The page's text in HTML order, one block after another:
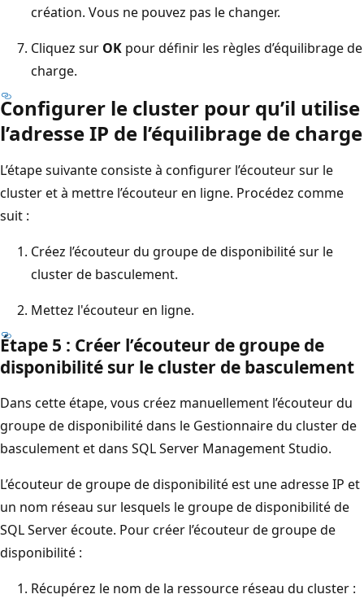
création. Vous ne pouvez pas le changer.
Cliquez sur OK pour définir les règles d’équilibrage de
charge.
Configurer le cluster pour qu’il utilise
l’adresse IP de l’équilibrage de charge
L’étape suivante consiste à configurer l’écouteur sur le
cluster et à mettre l’écouteur en ligne. Procédez comme
suit :
Créez l’écouteur du groupe de disponibilité sur le
cluster de basculement.
Mettez l'écouteur en ligne.
Étape 5 : Créer l’écouteur de groupe de
disponibilité sur le cluster de basculement
Dans cette étape, vous créez manuellement l’écouteur du
groupe de disponibilité dans le Gestionnaire du cluster de
basculement et dans SQL Server Management Studio.
L’écouteur de groupe de disponibilité est une adresse IP et
un nom réseau sur lesquels le groupe de disponibilité de
SQL Server écoute. Pour créer l’écouteur de groupe de
disponibilité :
Récupérez le nom de la ressource réseau du cluster :